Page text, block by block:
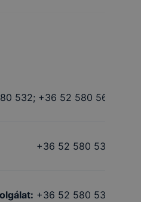
532; +36 52 580 561
+36 52 580 532
: +36 52 580 532